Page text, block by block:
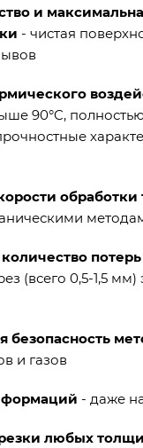
и
- чистая
90°C,
обработки
(всего 0,5-1,5
безопасность
и газов
- даже
любых